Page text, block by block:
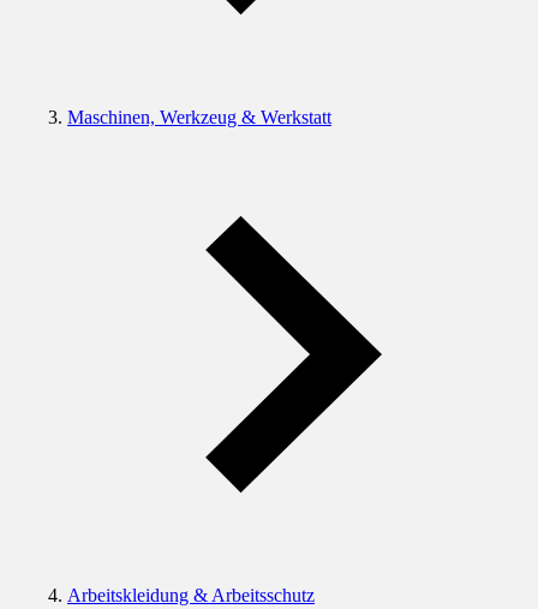
Maschinen, Werkzeug & Werkstatt
Arbeitskleidung & Arbeitsschutz